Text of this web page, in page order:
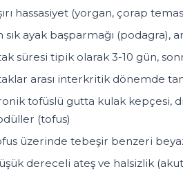
hassasiyet (yorgan, çorap
sık ayak başparmağı (podagra),
süresi tipik olarak 3-10 gün,
arası interkritik dönemde
tofüslü gutta kulak kepçesi,
(tofus)
üzerinde tebeşir benzeri
dereceli ateş ve halsizlik (akut